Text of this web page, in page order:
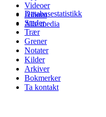
Videoer
Album
Alle media
Databasestatistikk
Steder
Trær
Grener
Notater
Kilder
Arkiver
Bokmerker
Ta kontakt